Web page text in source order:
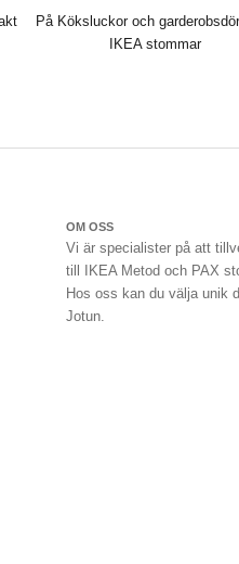
På Köksluckor och
IKEA stommar
OM OSS
Vi är specialister på att
till IKEA Metod och PAX
Hos oss kan du välja unik
Jotun.